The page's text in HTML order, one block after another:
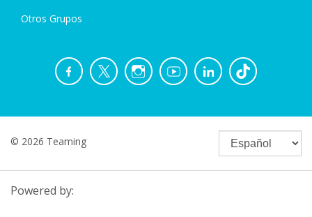
Otros Grupos
© 2026 Teaming
Powered by: